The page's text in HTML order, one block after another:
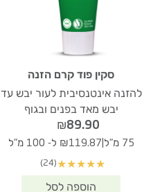
סקין פוד קרם הזנה
להזנה אינטנסיבית לעור יבש עד
יבש מאד בפנים ובגוף
₪89.90
75 מ"ל ₪119.87 ל- 100 מ"ל
★
★
★
★
★
(24)